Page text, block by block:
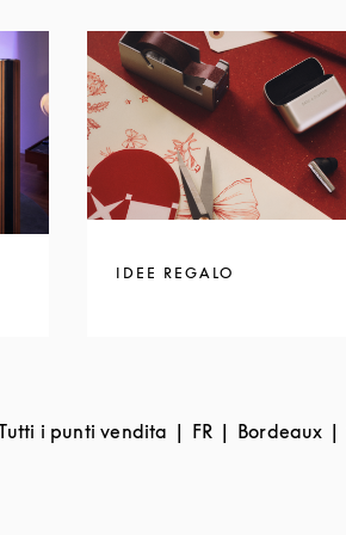
IDEE REGALO
i punti vendita FR Bordeaux